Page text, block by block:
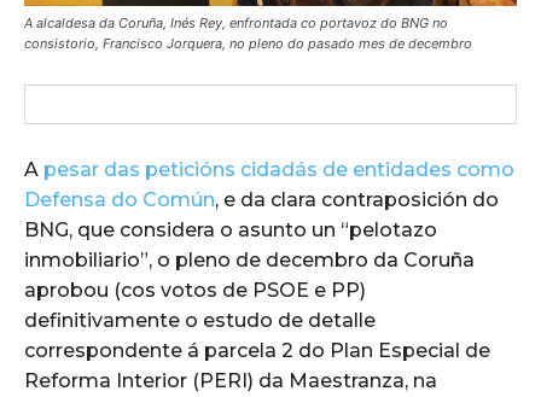
A alcaldesa da Coruña, Inés Rey, enfrontada co portavoz do BNG no
consistorio, Francisco Jorquera, no pleno do pasado mes de decembro
A pesar das peticións cidadás de entidades como
Defensa do Común, e da clara contraposición do
BNG, que considera o asunto un “pelotazo
inmobiliario”, o pleno de decembro da Coruña
aprobou (cos votos de PSOE e PP)
definitivamente o estudo de detalle
correspondente á parcela 2 do Plan Especial de
Reforma Interior (PERI) da Maestranza, na